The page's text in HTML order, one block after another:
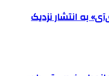
به انتشار نزدیک